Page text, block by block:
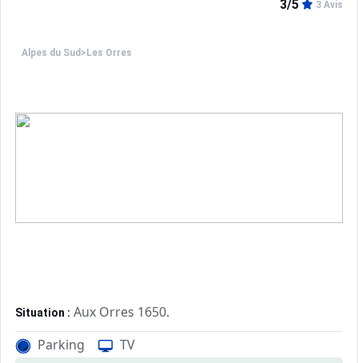
Alpes du Sud > Les Orres
3/5 3 Avis
Situation : Aux Orres 1650.
Appartement de particulier :Confortable et tout équipé.
Parking TV